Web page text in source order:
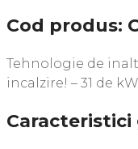
Cod produs:
Tehnologie de
incalzire! – 31 de kW
Caracteristici